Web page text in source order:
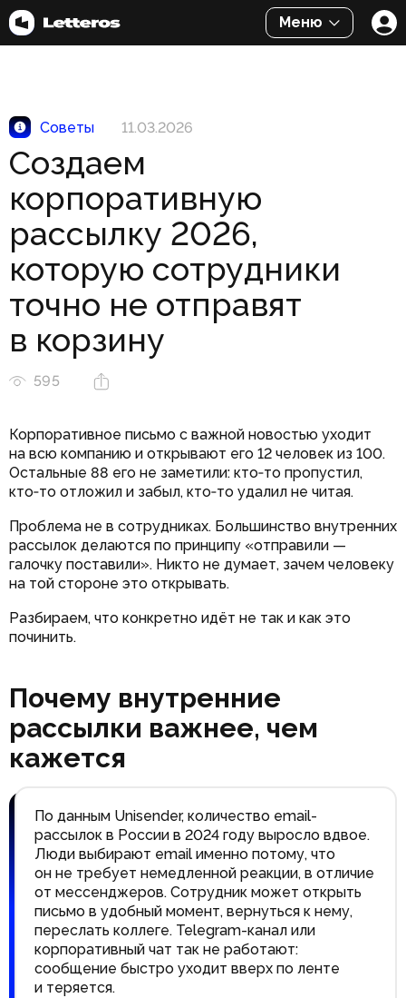
Меню
Советы 11.03.2026
Создаем
корпоративную
рассылку 2026,
которую сотрудники
точно не отправят
в корзину
595
Корпоративное письмо с важной новостью уходит
на всю компанию и открывают его 12 человек из 100.
Остальные 88 его не заметили: кто‑то пропустил,
кто‑то отложил и забыл, кто‑то удалил не читая.
Проблема не в сотрудниках. Большинство внутренних
рассылок делаются по принципу «отправили —
галочку поставили». Никто не думает, зачем человеку
на той стороне это открывать.
Разбираем, что конкретно идёт не так и как это
починить.
Почему внутренние
рассылки важнее, чем
кажется
По данным Unisender, количество email-
рассылок в России в 2024 году выросло вдвое.
Люди выбирают email именно потому, что
он не требует немедленной реакции, в отличие
от мессенджеров. Сотрудник может открыть
письмо в удобный момент, вернуться к нему,
переслать коллеге. Telegram-канал или
корпоративный чат так не работают:
сообщение быстро уходит вверх по ленте
и теряется.